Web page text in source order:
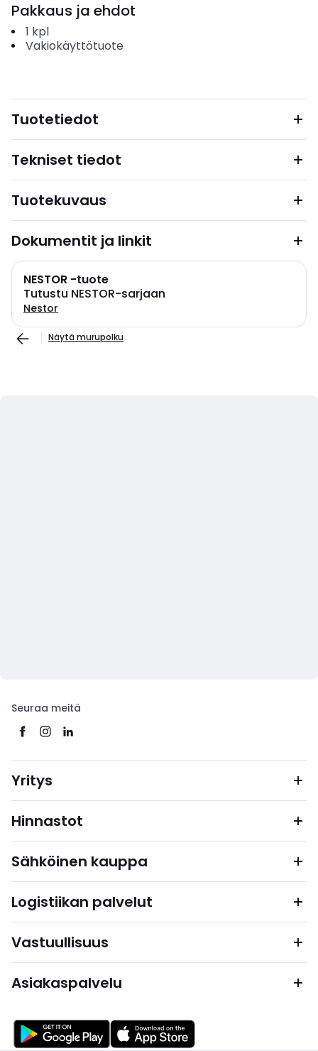
Pakkaus ja ehdot
1 kpl
Vakiokäyttötuote
Tuotetiedot
Tekniset tiedot
Tuotekuvaus
Dokumentit ja linkit
NESTOR -tuote
Tutustu NESTOR-sarjaan
Nestor
Näytä murupolku
Seuraa meitä
Yritys
Hinnastot
Sähköinen kauppa
Logistiikan palvelut
Vastuullisuus
Asiakaspalvelu